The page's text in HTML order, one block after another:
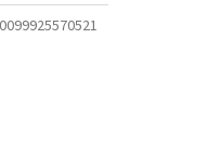
0099925570521